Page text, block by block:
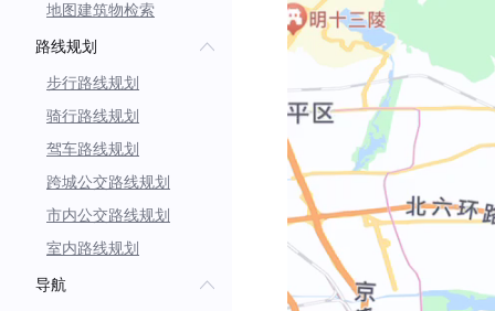
地图建筑物检索
路线规划
步行路线规划
骑行路线规划
驾车路线规划
跨城公交路线规划
市内公交路线规划
室内路线规划
导航
* 设置轨迹动画的持
* @param duration
     */
    @
Override
public void